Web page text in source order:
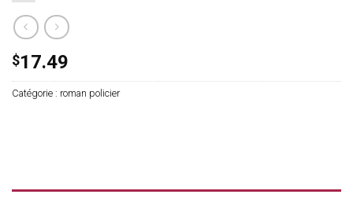
$17.49
Catégorie : roman policier